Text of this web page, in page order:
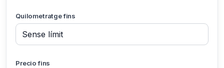
Quilometratge fins
Precio fins